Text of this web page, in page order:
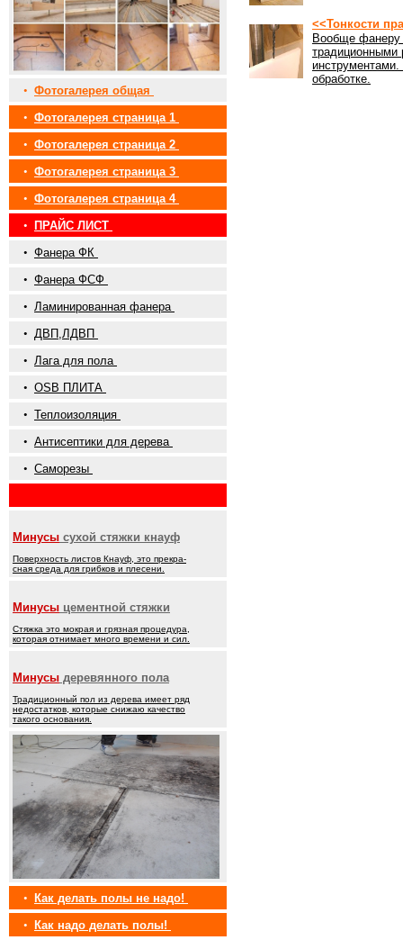
• Фотогалерея общая
• Фотогалерея страница 1
• Фотогалерея страница 2
• Фотогалерея страница 3
• Фотогалерея страница 4
•
ПРАЙС ЛИСТ
• Фанера ФК
• Фанера ФСФ
• Ламинированная фанера
• ДВП,ЛДВП
• Лага для пола
• OSB ПЛИТА
• Теплоизоляция
• Антисептики для дерева
• Саморезы
Минусы сухой стяжки кнауф
Поверхность листов Кнауф, это прекра-
сная среда для грибков и плесени.
Минусы цементной стяжки
Стяжка это мокрая и грязная процедура,
которая отнимает много времени и сил.
Минусы деревянного пола
Традиционный пол из дерева имеет ряд
недостатков, которые снижаю качество
такого основания.
•
Как делать полы не надо!
•
Как надо делать полы!
<<Тонкости
Вообще фанеру
традиционными
обработке.